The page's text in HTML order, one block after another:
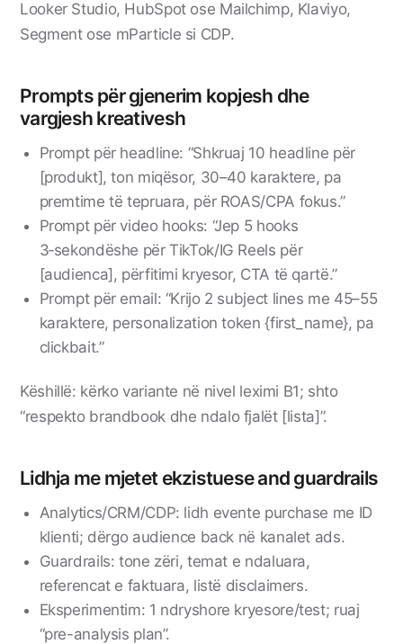
Looker Studio, HubSpot ose Mailchimp, Klaviyo,
Segment ose mParticle si CDP.
Prompts për gjenerim kopjesh dhe
vargjesh kreativesh
Prompt për headline: “Shkruaj 10 headline për
[produkt], ton miqësor, 30–40 karaktere, pa
premtime të tepruara, për ROAS/CPA fokus.”
Prompt për video hooks: “Jep 5 hooks
3‑sekondëshe për TikTok/IG Reels për
[audienca], përfitimi kryesor, CTA të qartë.”
Prompt për email: “Krijo 2 subject lines me 45–55
karaktere, personalization token {first_name}, pa
clickbait.”
Këshillë: kërko variante në nivel leximi B1; shto
“respekto brandbook dhe ndalo fjalët [lista]”.
Lidhja me mjetet ekzistuese and guardrails
Analytics/CRM/CDP: lidh evente purchase me ID
klienti; dërgo audience back në kanalet ads.
Guardrails: tone zëri, temat e ndaluara,
referencat e faktuara, listë disclaimers.
Eksperimentim: 1 ndryshore kryesore/test; ruaj
“pre-analysis plan”.